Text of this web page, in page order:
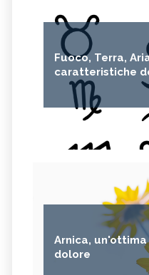
Fuoco, Terra,
caratteristiche
Arnica,
dolore